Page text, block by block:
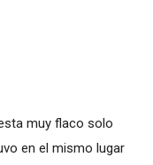
muy flaco solo
en el mismo lugar